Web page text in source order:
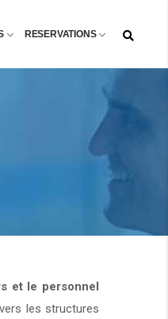
RESERVATIONS
et le personnel
les structures